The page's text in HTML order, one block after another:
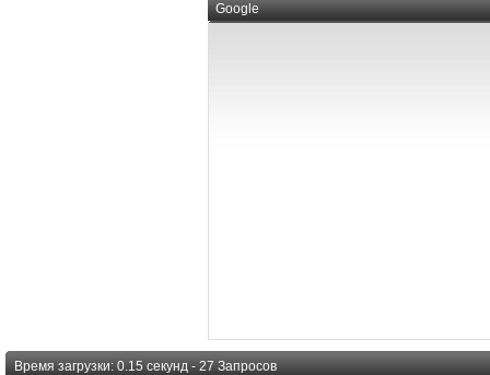
Google
Время загрузки: 0.15 секунд - 27 Запросов